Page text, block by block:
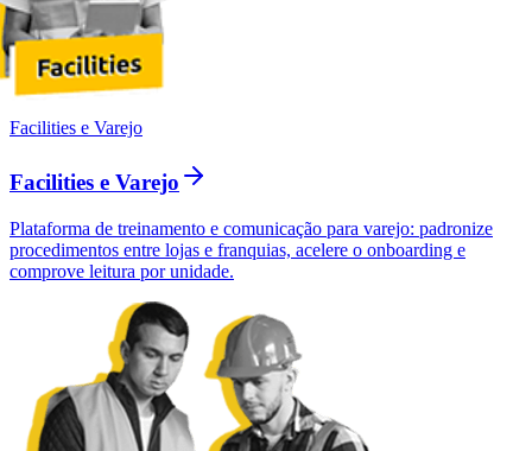
Facilities e Varejo
Facilities e Varejo
Plataforma de treinamento e comunicação para varejo: padronize
procedimentos entre lojas e franquias, acelere o onboarding e
comprove leitura por unidade.